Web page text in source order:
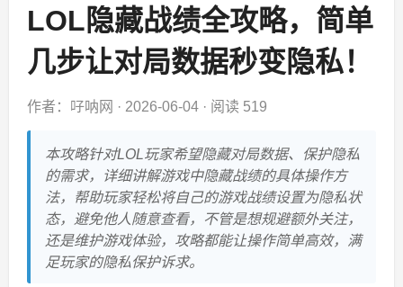
LOL隐藏战绩全攻略，简单
几步让对局数据秒变隐私！
作者：吇呐网 · 2026-06-04· 阅读 519
本攻略针对LOL玩家希望隐藏对局数据、保护隐私
的需求，详细讲解游戏中隐藏战绩的具体操作方
法，帮助玩家轻松将自己的游戏战绩设置为隐私状
态，避免他人随意查看，不管是想规避额外关注，
还是维护游戏体验，攻略都能让操作简单高效，满
足玩家的隐私保护诉求。